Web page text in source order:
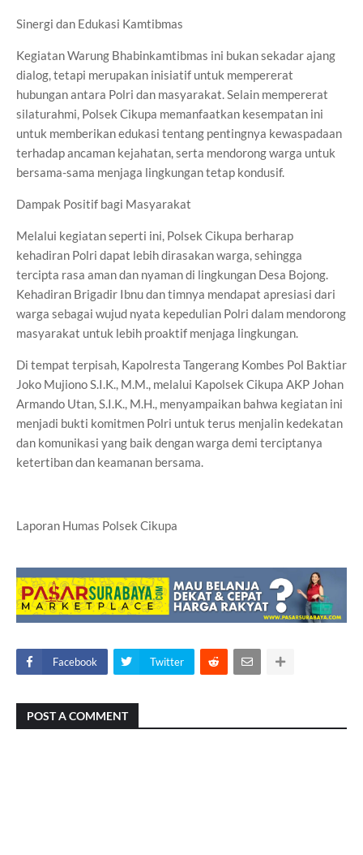
Sinergi dan Edukasi Kamtibmas
Kegiatan Warung Bhabinkamtibmas ini bukan sekadar ajang
dialog, tetapi merupakan inisiatif untuk mempererat
hubungan antara Polri dan masyarakat. Selain mempererat
silaturahmi, Polsek Cikupa memanfaatkan kesempatan ini
untuk memberikan edukasi tentang pentingnya kewaspadaan
terhadap ancaman kejahatan, serta mendorong warga untuk
bersama-sama menjaga lingkungan tetap kondusif.
Dampak Positif bagi Masyarakat
Melalui kegiatan seperti ini, Polsek Cikupa berharap
kehadiran Polri dapat lebih dirasakan warga, sehingga
tercipta rasa aman dan nyaman di lingkungan Desa Bojong.
Kehadiran Brigadir Ibnu dan timnya mendapat apresiasi dari
warga sebagai wujud nyata kepedulian Polri dalam mendorong
masyarakat untuk lebih proaktif menjaga lingkungan.
Di tempat terpisah, Kapolresta Tangerang Kombes Pol Baktiar
Joko Mujiono S.I.K., M.M., melalui Kapolsek Cikupa AKP Johan
Armando Utan, S.I.K., M.H., menyampaikan bahwa kegiatan ini
menjadi bukti komitmen Polri untuk terus menjalin kedekatan
dan komunikasi yang baik dengan warga demi terciptanya
ketertiban dan keamanan bersama.
Laporan Humas Polsek Cikupa
Facebook Twitter
POST A COMMENT